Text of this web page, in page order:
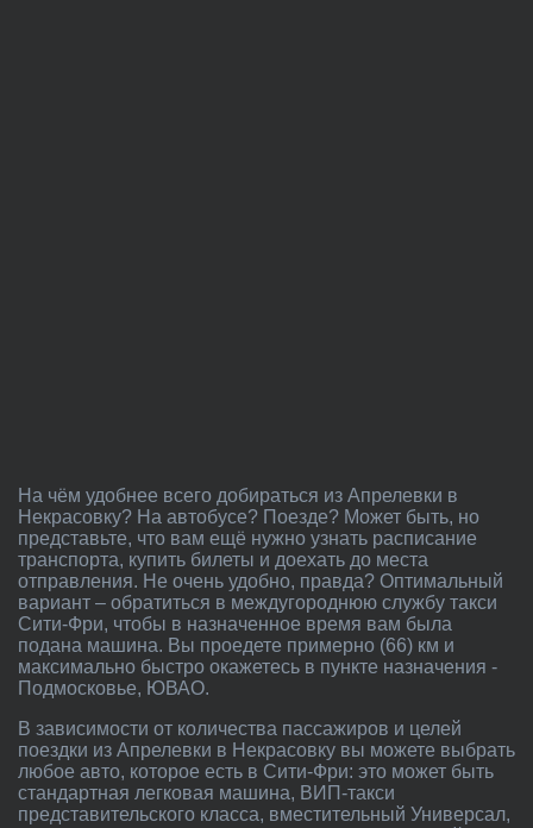
На чём удобнее всего добираться из Апрелевки в
Некрасовку? На автобусе? Поезде? Может быть, но
представьте, что вам ещё нужно узнать расписание
транспорта, купить билеты и доехать до места
отправления. Не очень удобно, правда? Оптимальный
вариант – обратиться в междугороднюю службу такси
Сити-Фри, чтобы в назначенное время вам была
подана машина. Вы проедете примерно (66) км и
максимально быстро окажетесь в пункте назначения -
Подмосковье, ЮВАО.
В зависимости от количества пассажиров и целей
поездки из Апрелевки в Некрасовку вы можете выбрать
любое авто, которое есть в Сити-Фри: это может быть
стандартная легковая машина, ВИП-такси
представительского класса, вместительный Универсал,